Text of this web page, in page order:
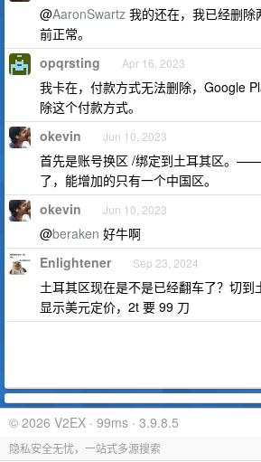
@AaronSwartz 我的还在，我已经删除
前正常。
opqrsting Apr 16, 2023
我卡在，付款方式无法删除，Google
除这个付款方式。
okevin Jun 10, 2023
首先是账号换区 /绑定到土耳其区
了，能增加的只有一个中国区。
okevin Jun 10, 2023
@beraken 好牛啊
Enlightener Sep 23, 2024
土耳其区现在是不是已经翻车了？切
显示美元定价，2t 要 99 刀
© 2026 V2EX · 99ms · 3.9.8.5
隐私安全无忧，一站式多源搜索